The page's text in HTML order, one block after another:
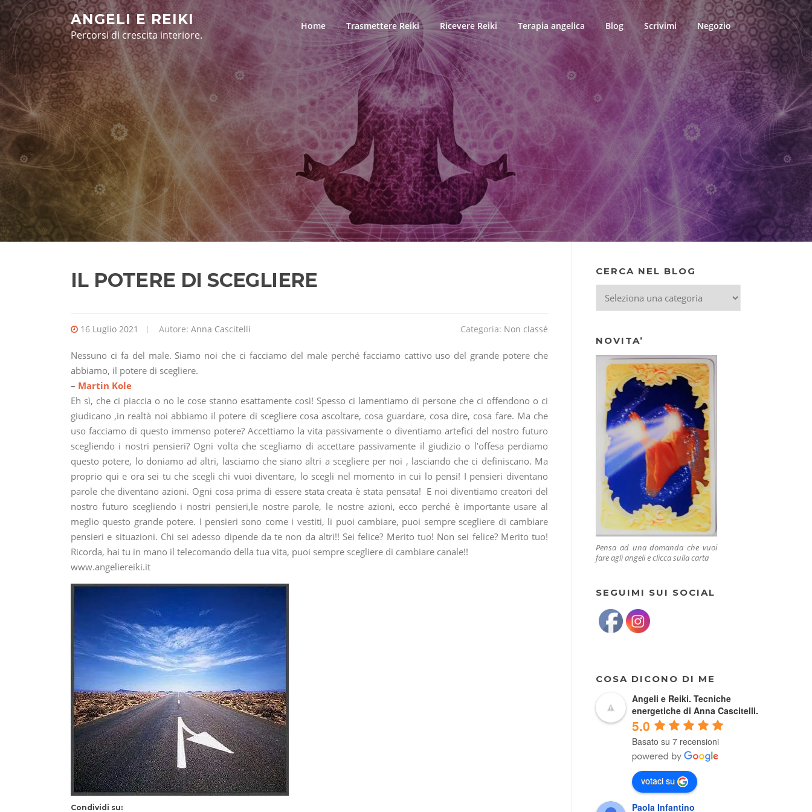
Vai
al
contenuto
ANGELI E REIKI
Percorsi di crescita interiore.
Home Trasmettere Reiki Ricevere Reiki Terapia angelica Blog Scrivimi Negozio
IL POTERE DI SCEGLIERE
16 Luglio 2021 Autore: Anna Cascitelli Categoria: Non classé
Nessuno ci fa del male. Siamo noi che ci facciamo del male perché facciamo cattivo uso del grande potere che
abbiamo, il potere di scegliere.
– Martin Kole
Eh sì, che ci piaccia o no le cose stanno esattamente così! Spesso ci lamentiamo di persone che ci offendono o ci
giudicano ,in realtà noi abbiamo il potere di scegliere cosa ascoltare, cosa guardare, cosa dire, cosa fare. Ma che
uso facciamo di questo immenso potere? Accettiamo la vita passivamente o diventiamo artefici del nostro futuro
scegliendo i nostri pensieri? Ogni volta che scegliamo di accettare passivamente il giudizio o l’offesa perdiamo
questo potere, lo doniamo ad altri, lasciamo che siano altri a scegliere per noi , lasciando che ci definiscano. Ma
proprio qui e ora sei tu che scegli chi vuoi diventare, lo scegli nel momento in cui lo pensi! I pensieri diventano
parole che diventano azioni. Ogni cosa prima di essere stata creata è stata pensata! E noi diventiamo creatori del
nostro futuro scegliendo i nostri pensieri,le nostre parole, le nostre azioni, ecco perché è importante usare al
meglio questo grande potere. I pensieri sono come i vestiti, li puoi cambiare, puoi sempre scegliere di cambiare
pensieri e situazioni. Chi sei adesso dipende da te non da altri!! Sei felice? Merito tuo! Non sei felice? Merito tuo!
Ricorda, hai tu in mano il telecomando della tua vita, puoi sempre scegliere di cambiare canale!!
www.angeliereiki.it
Condividi su:
CERCA NEL BLOG
CERCA
NOVITA’
Pensa ad una domanda che vuoi
fare agli angeli e clicca sulla carta
SEGUIMI SUI SOCIAL
COSA DICONO DI ME
Angeli e Reiki. Tecniche
energetiche di Anna Cascitelli.
5.0
Basato su 7 recensioni
votaci su
Paola Infantino